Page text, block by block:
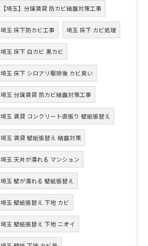
【埼玉】分譲賃貸 防カビ結露対策工事
埼玉 床下防カビ工事 埼玉 床下 カビ処理
埼玉 床下 白カビ 黒カビ
埼玉 床下 シロアリ駆除後 カビ臭い
埼玉 分譲賃貸 防カビ結露対策工事
埼玉 賃貸 コンクリート直張り 壁紙張替え
埼玉 賃貸 壁紙張替え 結露対策
埼玉 天井が濡れる マンション
埼玉 壁が濡れる 壁紙張替え
埼玉 壁紙張替え 下地 カビ
埼玉 壁紙張替え 下地 ニオイ